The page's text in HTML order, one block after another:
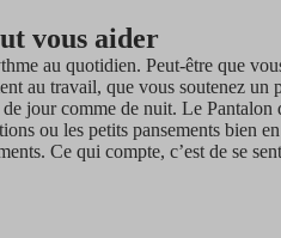
vous aider
au quotidien. Peut-être que
au travail, que vous soutenez un
jour comme de nuit. Le
ou les petits pansements bien
Ce qui compte, c’est de se